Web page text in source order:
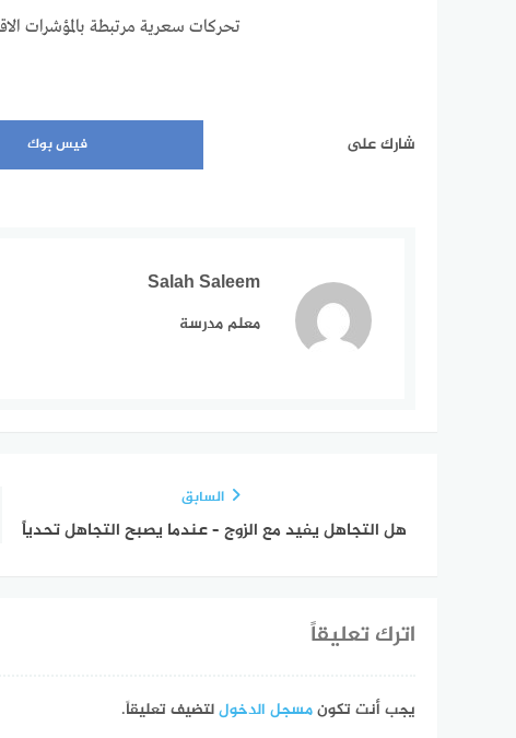
تحركات سعرية مرتبطة بالمؤشرات
شارك على فيس بوك
Salah Saleem
معلم مدرسة
السابق
هل التجاهل يفيد مع الزوج – عندما يصبح التجاهل تحدياً
اترك تعليقاً
يجب أنت تكونمسجل الدخوللتضيف تعليقاً.